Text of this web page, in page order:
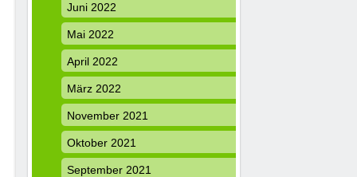
Juni 2022
Mai 2022
April 2022
März 2022
November 2021
Oktober 2021
September 2021